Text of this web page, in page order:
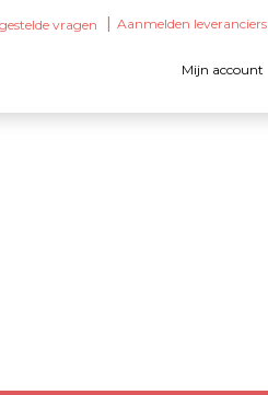
vragen Aanmelden leveranciers
Mijn account